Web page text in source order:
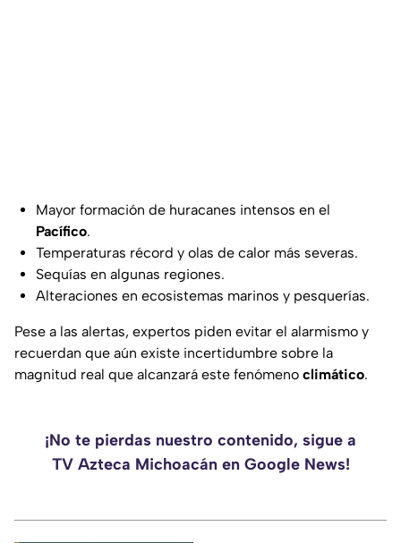
Mayor formación de huracanes intensos en el
Pacífico.
Temperaturas récord y olas de calor más severas.
Sequías en algunas regiones.
Alteraciones en ecosistemas marinos y pesquerías.
Pese a las alertas, expertos piden evitar el alarmismo y
recuerdan que aún existe incertidumbre sobre la
magnitud real que alcanzará este fenómeno climático.
¡No te pierdas nuestro contenido, sigue a
TV Azteca Michoacán en Google News!